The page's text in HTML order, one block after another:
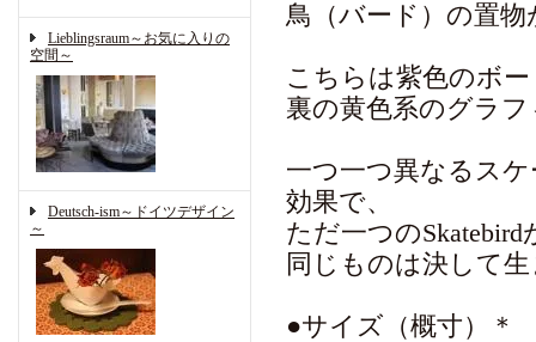
Lieblingsraum～お気に入りの
空間～
Deutsch-ism～ドイツデザイン
～
鳥（バード）の置
こちらは紫色のボ
裏の黄色系のグラ
一つ一つ異なるス
効果で、
ただ一つの
同じものは決して
●サイズ（概寸）＊